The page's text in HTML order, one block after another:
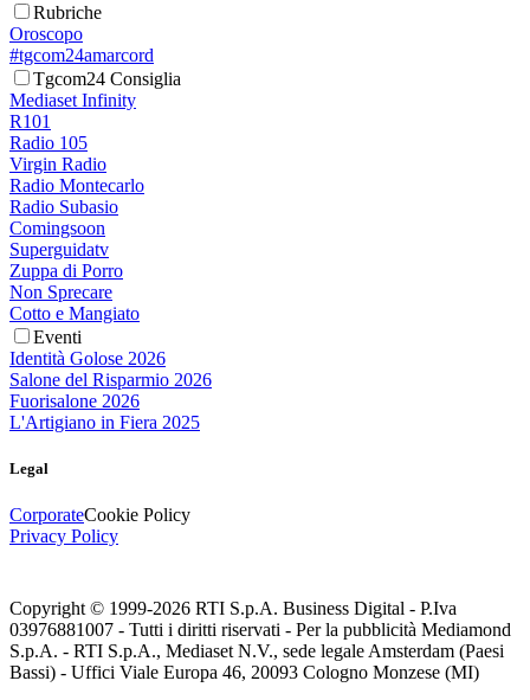
Rubriche
Oroscopo
#tgcom24amarcord
Tgcom24 Consiglia
Mediaset Infinity
R101
Radio 105
Virgin Radio
Radio Montecarlo
Radio Subasio
Comingsoon
Superguidatv
Zuppa di Porro
Non Sprecare
Cotto e Mangiato
Eventi
Identità Golose 2026
Salone del Risparmio 2026
Fuorisalone 2026
L'Artigiano in Fiera 2025
Legal
CorporateCookie Policy
Privacy Policy
Copyright © 1999-2026 RTI S.p.A. Business Digital - P.Iva
03976881007 - Tutti i diritti riservati - Per la pubblicità Mediamond
S.p.A. - RTI S.p.A., Mediaset N.V., sede legale Amsterdam (Paesi
Bassi) - Uffici Viale Europa 46, 20093 Cologno Monzese (MI)